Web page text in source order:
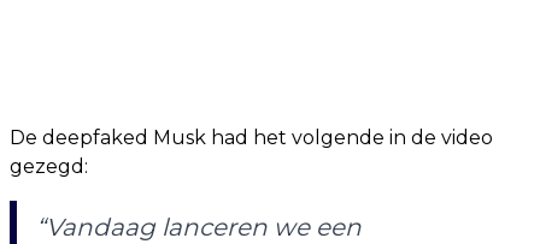
De deepfaked Musk had het volgende in de video
gezegd:
“Vandaag lanceren we een